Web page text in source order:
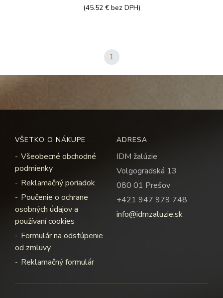
(45.52 € bez DPH)
1
VŠETKO O NÁKUPE
Všeobecné obchodné
podmienky
Reklamačný poriadok
Poučenie o ochrane
osobných údajov a
používaní cookies
Formulár na odstúpenie
od zmluvy
Reklamačný formulár
ADRESA
IDM žalúzie
Volgogradská 13
080 01 Prešov
+421 947 979 748
info@idmzaluzie.sk